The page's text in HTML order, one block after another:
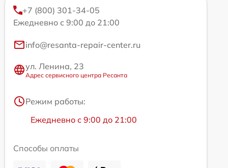
+7 (800) 301-34-05
Ежедневно с 9:00 до 21:00
info@resanta-repair-center.ru
ул. Ленина, 23
Адрес сервисного центра Ресанта
Режим работы:
Ежедневно с 9:00 до 21:00
Способы оплаты